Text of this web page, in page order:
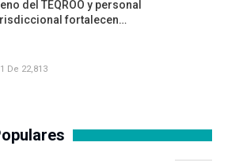
del TEQROO y personal
fortalecen…
1 De 22,813